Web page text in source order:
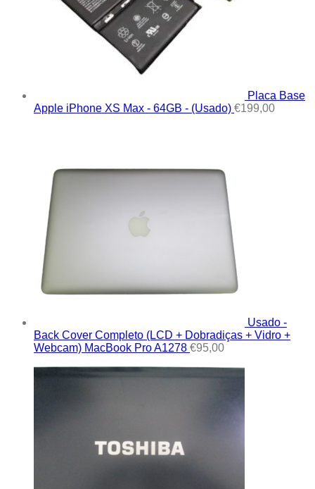
Placa Base
Apple iPhone XS Max - 64GB - (Usado) €199,00
Usado -
Back Cover Completo (LCD + Dobradiças + Vidro +
Webcam) MacBook Pro A1278 €95,00